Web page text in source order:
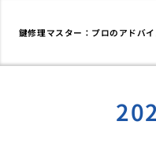
鍵修理マスター：プロのアドバ